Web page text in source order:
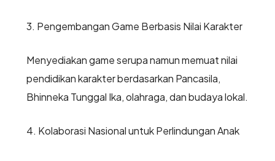
3. Pengembangan Game Berbasis Nilai Karakter
Menyediakan game serupa namun memuat nilai
pendidikan karakter berdasarkan Pancasila,
Bhinneka Tunggal Ika, olahraga, dan budaya lokal.
4. Kolaborasi Nasional untuk Perlindungan Anak